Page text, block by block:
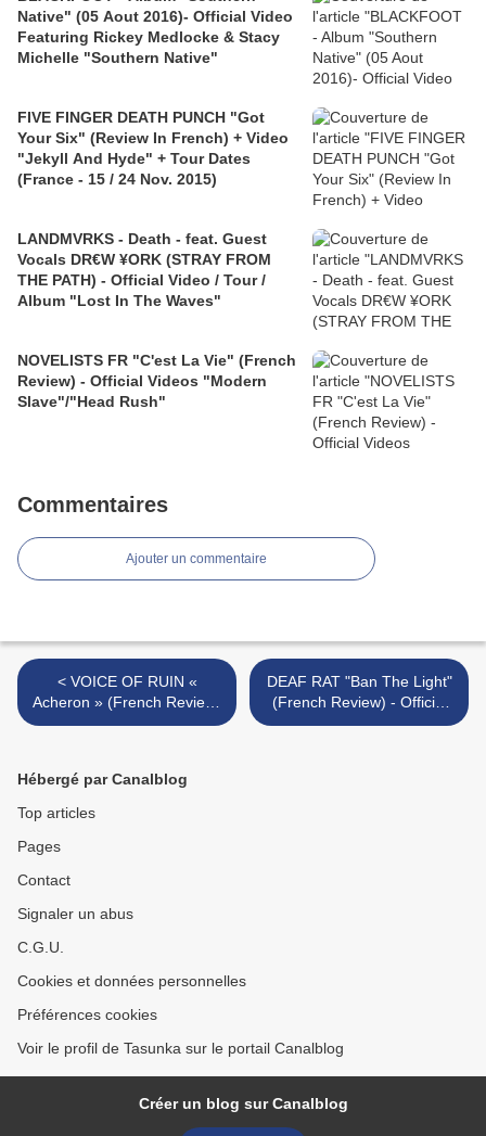
Native" (05 Aout 2016)- Official Video
Featuring Rickey Medlocke & Stacy
Michelle "Southern Native"
FIVE FINGER DEATH PUNCH "Got
Your Six" (Review In French) + Video
"Jekyll And Hyde" + Tour Dates
(France - 15 / 24 Nov. 2015)
LANDMVRKS - Death - feat. Guest
Vocals DR€W ¥ORK (STRAY FROM
THE PATH) - Official Video / Tour /
Album "Lost In The Waves"
NOVELISTS FR "C'est La Vie" (French
Review) - Official Videos "Modern
Slave"/"Head Rush"
Commentaires
Ajouter un commentaire
< VOICE OF RUIN «
Acheron » (French Review)
- Official Videos
DEAF RAT "Ban The Light"
(French Review) - Official
Videos "Fallen Angels" /
Hébergé par Canalblog
Top articles
Pages
Contact
Signaler un abus
C.G.U.
Cookies et données personnelles
Préférences cookies
Voir le profil de Tasunka sur le portail Canalblog
Créer un blog sur Canalblog